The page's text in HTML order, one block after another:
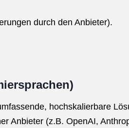
durch den Anbieter).
hochskalierbare
Anbieter (z.B. OpenAI,